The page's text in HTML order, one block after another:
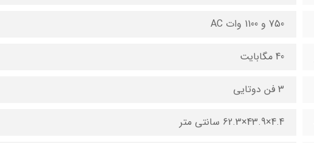
750 و 1100 وات AC
40 مگابایت
3 فن دوتایی
4.4×43.9×62.3 سانتی متر